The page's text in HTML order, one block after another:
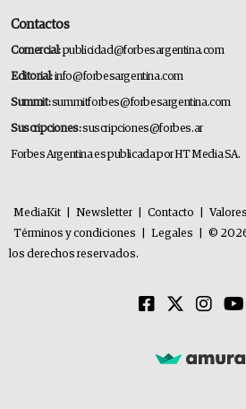
Contactos
Comercial:publicidad@forbesargentina.com
Editorial:info@forbesargentina.com
Summit:summitforbes@forbesargentina.com
Suscripciones:suscripciones@forbes.ar
Forbes Argentina es publicada por HT Media SA.
MediaKit Newsletter Contacto
Términos y condiciones
Legales
©
los derechos reservados.